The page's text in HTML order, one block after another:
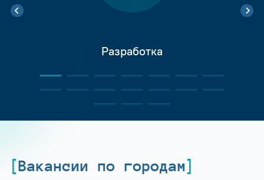
Разработка
Вакансии по городам